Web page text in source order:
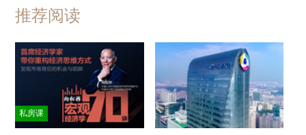
推荐阅读
私房课